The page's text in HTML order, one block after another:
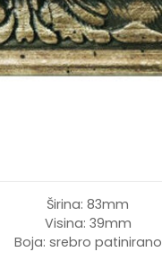
Širina: 83mm
Visina: 39mm
Boja: srebro patinirano